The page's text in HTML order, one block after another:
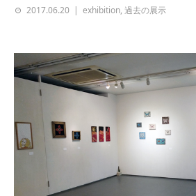
2017.06.20 exhibition, 過去の展示